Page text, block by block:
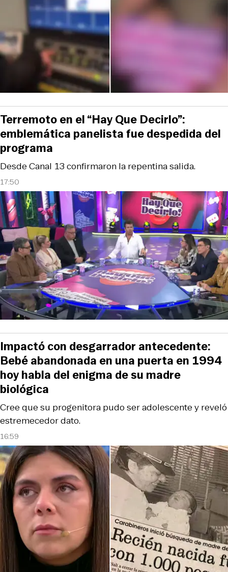
17:50
Desde Canal 13 confirmaron la repentina salida.
Terremoto en el “Hay Que Decirlo”:
emblemática panelista fue despedida del
programa
16:59
Cree que su progenitora pudo ser adolescente y reveló
estremecedor dato.
Impactó con desgarrador antecedente:
Bebé abandonada en una puerta en 1994
hoy habla del enigma de su madre
biológica